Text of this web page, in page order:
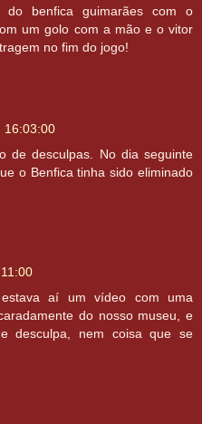
benfica guimarães com o
um golo com a mão e o vitor
no fim do jogo!
16:03:00
de desculpas. No dia seguinte
o Benfica tinha sido eliminado
aí um vídeo com uma
do nosso museu, e
desculpa, nem coisa que se